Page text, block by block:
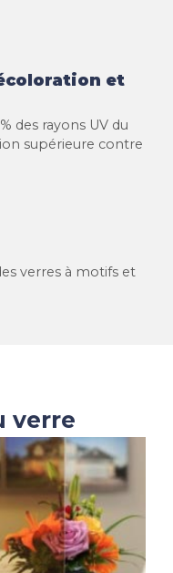
et
des rayons UV du
supérieure contre
verres à motifs et
verre